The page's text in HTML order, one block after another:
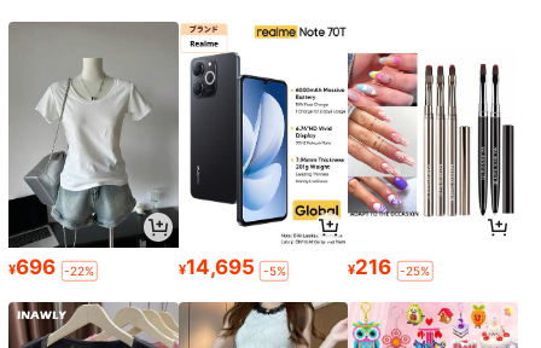
¥696 -22% ¥14,695 -5% ¥216 -25%